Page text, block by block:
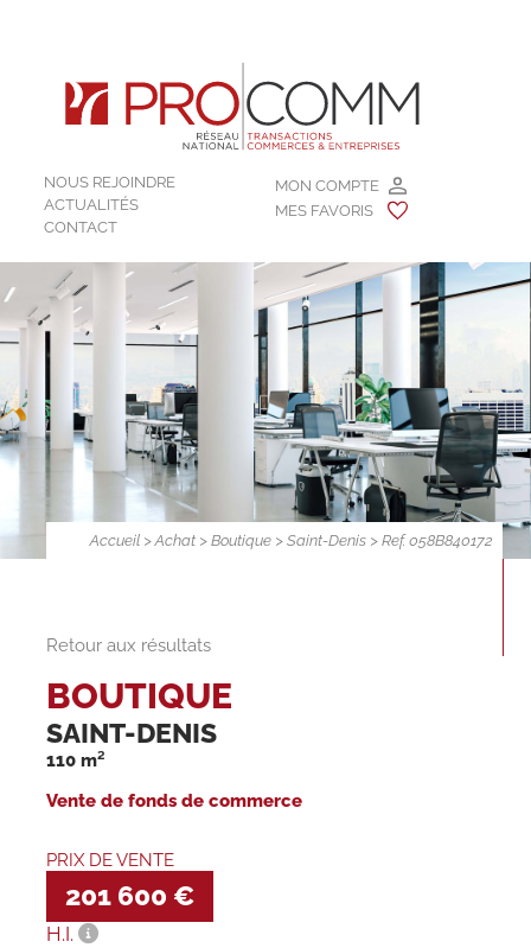
MON COMPTE
MES FAVORIS
NOUS REJOINDRE
ACTUALITÉS
CONTACT
Accueil >Achat >Boutique >Saint-Denis > Ref. 058B840172
Retour aux résultats
BOUTIQUE
SAINT-DENIS
110 m²
Vente de fonds de commerce
PRIX DE VENTE
201 600 €
H.I.